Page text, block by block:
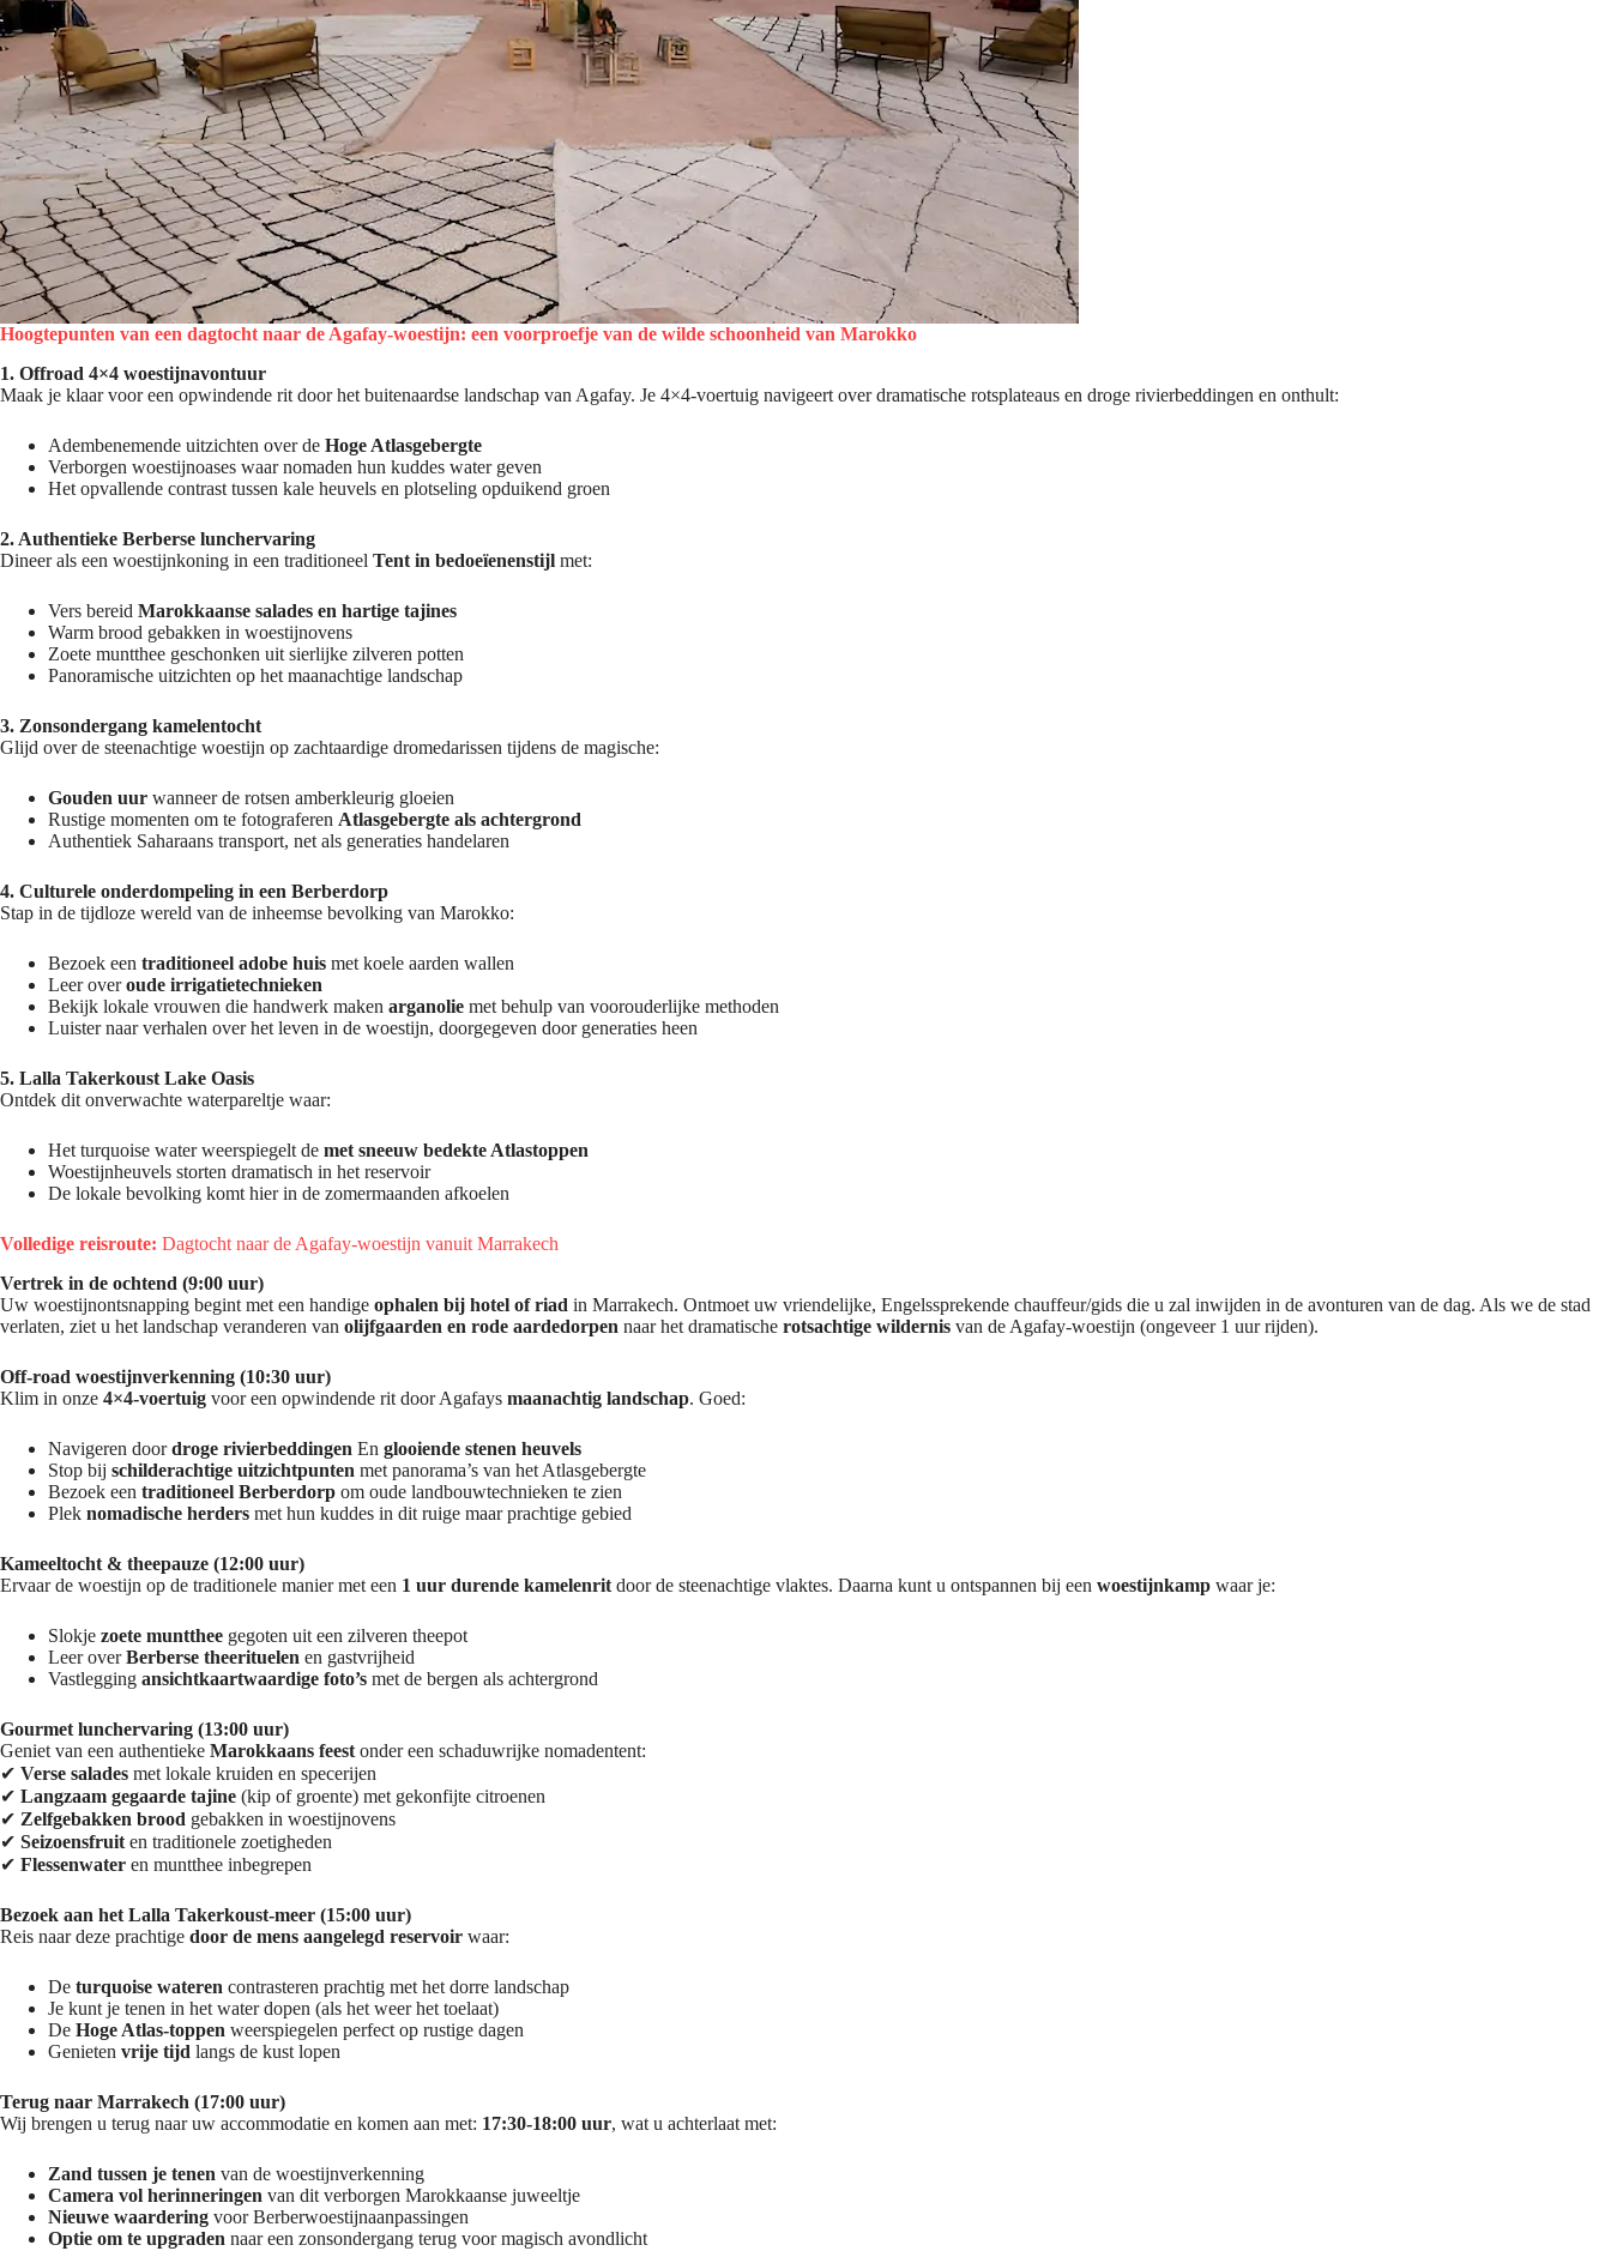
Hoogtepunten van een dagtocht naar de Agafay-woestijn: een voorproefje van de wilde schoonheid van Marokko
1. Offroad 4×4 woestijnavontuur
Maak je klaar voor een opwindende rit door het buitenaardse landschap van Agafay. Je 4×4-voertuig navigeert over dramatische rotsplateaus en droge rivierbeddingen en onthult:
Adembenemende uitzichten over de Hoge Atlasgebergte
Verborgen woestijnoases waar nomaden hun kuddes water geven
Het opvallende contrast tussen kale heuvels en plotseling opduikend groen
2. Authentieke Berberse lunchervaring
Dineer als een woestijnkoning in een traditioneel Tent in bedoeïenenstijl met:
Vers bereid Marokkaanse salades en hartige tajines
Warm brood gebakken in woestijnovens
Zoete muntthee geschonken uit sierlijke zilveren potten
Panoramische uitzichten op het maanachtige landschap
3. Zonsondergang kamelentocht
Glijd over de steenachtige woestijn op zachtaardige dromedarissen tijdens de magische:
Gouden uur wanneer de rotsen amberkleurig gloeien
Rustige momenten om te fotograferen Atlasgebergte als achtergrond
Authentiek Saharaans transport, net als generaties handelaren
4. Culturele onderdompeling in een Berberdorp
Stap in de tijdloze wereld van de inheemse bevolking van Marokko:
Bezoek een traditioneel adobe huis met koele aarden wallen
Leer overoude irrigatietechnieken
Bekijk lokale vrouwen die handwerk maken arganolie met behulp van voorouderlijke methoden
Luister naar verhalen over het leven in de woestijn, doorgegeven door generaties heen
5. Lalla Takerkoust Lake Oasis
Ontdek dit onverwachte waterpareltje waar:
Het turquoise water weerspiegelt de met sneeuw bedekte Atlastoppen
Woestijnheuvels storten dramatisch in het reservoir
De lokale bevolking komt hier in de zomermaanden afkoelen
Volledige reisroute: Dagtocht naar de Agafay-woestijn vanuit Marrakech
Vertrek in de ochtend (9:00 uur)
Uw woestijnontsnapping begint met een handige ophalen bij hotel of riad in Marrakech. Ontmoet uw vriendelijke, Engelssprekende chauffeur/gids die u zal inwijden in de avonturen van de dag. Als we de stad
verlaten, ziet u het landschap veranderen van olijfgaarden en rode aardedorpen naar het dramatische rotsachtige wildernis van de Agafay-woestijn (ongeveer 1 uur rijden).
Off-road woestijnverkenning (10:30 uur)
Klim in onze 4×4-voertuig voor een opwindende rit door Agafays maanachtig landschap. Goed:
Navigeren doordroge rivierbeddingen En glooiende stenen heuvels
Stop bij schilderachtige uitzichtpunten met panorama’s van het Atlasgebergte
Bezoek een traditioneel Berberdorp om oude landbouwtechnieken te zien
Plek nomadische herders met hun kuddes in dit ruige maar prachtige gebied
Kameeltocht & theepauze (12:00 uur)
Ervaar de woestijn op de traditionele manier met een 1 uur durende kamelenrit door de steenachtige vlaktes. Daarna kunt u ontspannen bij een woestijnkamp waar je:
Slokje zoete muntthee gegoten uit een zilveren theepot
Leer overBerberse theerituelen en gastvrijheid
Vastlegging ansichtkaartwaardige foto’s met de bergen als achtergrond
Gourmet lunchervaring (13:00 uur)
Geniet van een authentieke Marokkaans feest onder een schaduwrijke nomadentent:
✔ Verse salades met lokale kruiden en specerijen
✔ Langzaam gegaarde tajine (kip of groente) met gekonfijte citroenen
✔ Zelfgebakken brood gebakken in woestijnovens
✔ Seizoensfruit en traditionele zoetigheden
✔ Flessenwater en muntthee inbegrepen
Bezoek aan het Lalla Takerkoust-meer (15:00 uur)
Reis naar deze prachtige door de mens aangelegd reservoir waar:
De turquoise wateren contrasteren prachtig met het dorre landschap
Je kunt je tenen in het water dopen (als het weer het toelaat)
De Hoge Atlas-toppen weerspiegelen perfect op rustige dagen
Genieten vrije tijd langs de kust lopen
Terug naar Marrakech (17:00 uur)
Wij brengen u terug naar uw accommodatie en komen aan met: 17:30-18:00 uur, wat u achterlaat met:
Zand tussen je tenen van de woestijnverkenning
Camera vol herinneringen van dit verborgen Marokkaanse juweeltje
Nieuwe waardering voor Berberwoestijnaanpassingen
Optie om te upgraden naar een zonsondergang terug voor magisch avondlicht